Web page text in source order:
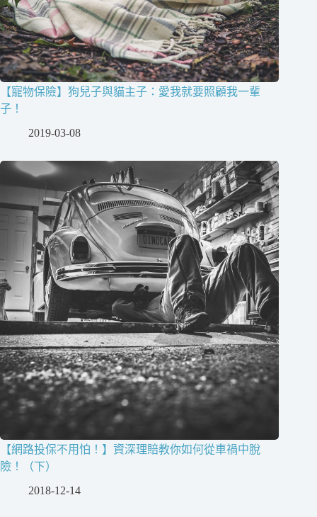
【寵物保險】狗兒子與貓主子：愛我就要照顧我一輩
子！
2019-03-08
【網路投保不用怕！】資深理賠教你如何從車禍中脫
險！（下）
2018-12-14